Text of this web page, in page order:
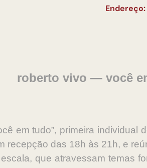
Endereço:
roberto vivo — você
em tudo”, primeira individual
recepção das 18h às 21h, e
que atravessam temas